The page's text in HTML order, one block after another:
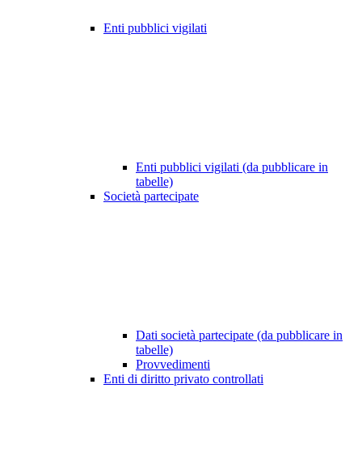
Enti pubblici vigilati
Enti pubblici vigilati (da pubblicare in
tabelle)
Società partecipate
Dati società partecipate (da pubblicare in
tabelle)
Provvedimenti
Enti di diritto privato controllati